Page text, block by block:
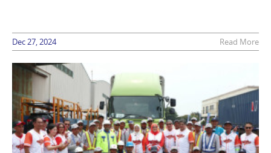
Dec 27, 2024 Read More